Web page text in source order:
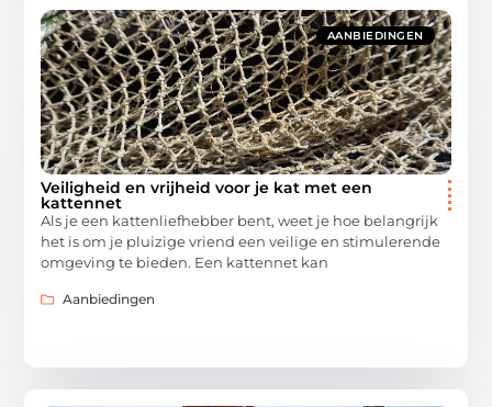
AANBIEDINGEN
Veiligheid en vrijheid voor je kat met een
kattennet
Als je een kattenliefhebber bent, weet je hoe belangrijk
het is om je pluizige vriend een veilige en stimulerende
omgeving te bieden. Een kattennet kan
Aanbiedingen